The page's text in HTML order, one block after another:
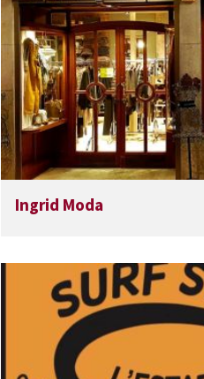
Ingrid Moda